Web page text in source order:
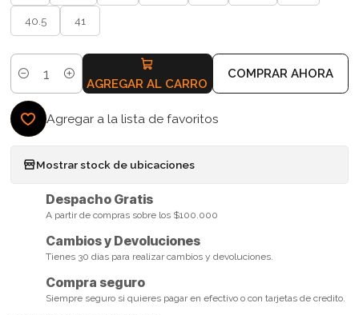
40.5 41
Cantidad AGREGAR AL CARRO
COMPRAR AHORA
Agregar a la lista de favoritos
Mostrar stock de ubicaciones
Despacho Gratis
A partir de compras sobre los $100.000
Cambios y Devoluciones
Tienes 30 días para realizar cambios y devoluciones.
Compra seguro
Siempre seguro si quieres pagar en efectivo o con tarjetas de credito.